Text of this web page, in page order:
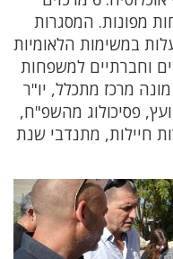
מפונות. המסגרות
במשימות הלאומיות
וחברתיים למשפחות
מרכז מתכלל, יו"ר
פסיכולוג מהשפ"ח,
חיילות, מתנדבי שנת